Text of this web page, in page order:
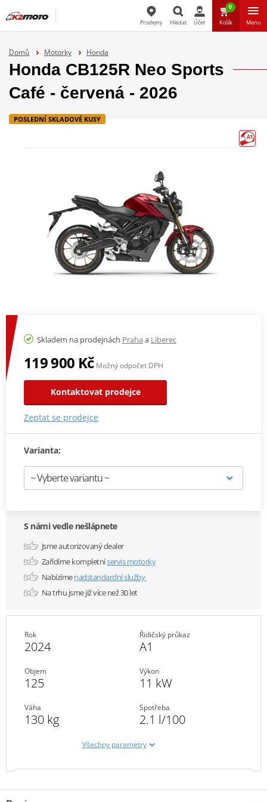
Prodejny Hledat Účet
0
Košík Menu
Domů Motorky Honda
Honda CB125R Neo Sports
Café - červená - 2026
POSLEDNÍ SKLADOVÉ KUSY
Skladem na prodejnách Praha a Liberec
119 900 Kč Možný odpočet DPH
Kontaktovat prodejce
Zeptat se prodejce
Varianta:
S námi vedle nešlápnete
Jsme autorizovaný dealer
Zařídíme kompletníservis motorky
Nabízímenadstandardní služby
Na trhu jsme již více než 30 let
Rok
2024
Řidičský průkaz
A1
Objem
125
Výkon
11 kW
Váha
130 kg
Spotřeba
2.1 l/100
Všechny parametry